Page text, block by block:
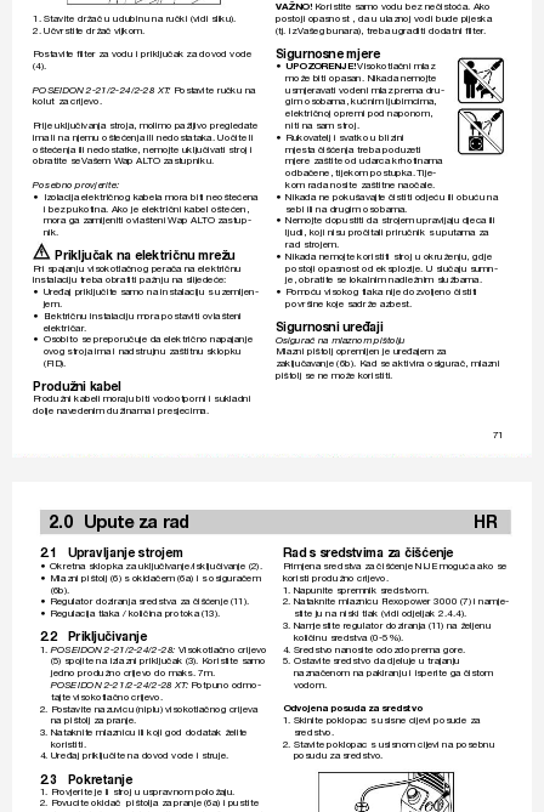
VAŽNO! Koristite samo vodu bez nečistoća. Ako
1. Stavite držač u udubinu na ručki (vidi sliku). postoji opasnost , da u ulaznoj vodi bude pijeska
2. Učvrstite držač vijkom. (tj. iz Vašeg bunara), treba ugraditi dodatni ﬁ lter.
Postavite ﬁ lter za vodu i priključak za dovod vode Sigurnosne mjere
(4). • UPOZORENJE! Visokotlačni mlaz
može biti opasan. Nikada nemojte
POSEIDON 2-21/2-24/2-28 XT: Postavite ručku na usmjeravati vodeni mlaz prema dru-
kolut za crijevo.
gim osobama, kućnim ljubimcima,
električnoj opremi pod naponom,
Prije uključivanja stroja, molimo pažljivo pregledate
niti na sam stroj.
ima li na njemu oštećenja ili nedostataka. Uočite li
• Rukovatelj i svatko u blizini
oštećenja ili nedostatke, nemojte uključivati stroj i mjesta čišćenja treba poduzeti
obratite se Vašem Wap ALTO zastupniku. mjere zaštite od udarca krhotinama
odbačene, tijekom postupka. Tije-
Posebno provjerite:
kom rada nosite zaštitne naočale.
•
Izolacija električnog kabela mora biti neoštećena • Nikada ne pokušavajte čistiti odjeću ili obuću na
i bez pukotina. Ako je električni kabel oštećen,
sebi ili na drugim osobama.
mora ga zamijeniti ovlašteni Wap ALTO zastup- • Nemojte dopustiti da strojem upravljaju djeca ili
nik.
ljudi, koji nisu pročitali priručnik s uputama za
rad strojem.
Priključak na električnu mrežu • Nikada nemojte koristiti stroj u okruženju, gdje
Pri spajanju visokotlačnog perača na električnu
postoji opasnost od eksplozije. U slučaju sumn-
instalaciju treba obratiti pažnju na slijedeće:
je, obratite se lokalnim nadležnim službama.
• Uređaj priključite samo na instalaciju s uzemljen- • Pomoću visokog tlaka nije dozvoljeno čistiti
jem.
površine koje sadrže azbest.
•
Električnu instalaciju mora postaviti ovlašteni
električar. Sigurnosni uređaji
• Osobito se preporučuje da električno napajanje Osigurač na mlaznom pištolju
ovog stroja ima i nadstrujnu zaštitnu sklopku Mlazni pištolj opremljen je uređajem za
(FID).
zaključavanje (6b). Kad se aktivira osigurač, mlazni
pištolj se ne može koristiti.
Produžni kabel
Produžni kabeli moraju biti vodootporni i sukladni
dolje navedenim dužinama i presjecima.
71
2.0 Upute za rad HR
2.1 Upravljanje strojem Rad s sredstvima za čišćenje
• Okretna sklopka za uključivanje/isključivanje (2). Primjena sredstva za čišćenje NIJE moguća ako se
• Mlazni pištolj (6) s okidačem (6a) i s osiguračem koristi produžno crijevo.
(6b).
1. Napunite spremnik sredstvom.
• Regulator doziranja sredstva za čišćenje (11). 2. Nataknite mlaznicu Flexopower 3000 (7) i namje-
• Regulacija tlaka / količina protoka (13).
stite ju na niski tlak (vidi odjeljak 2.4.4).
3. Namjestite regulator doziranja (11) na željenu
2.2 Priključivanje količinu sredstva (0-5%).
1. POSEIDON 2-21/2-24/2-28: Visokotlačno crijevo 4. Sredstvo nanosite odozdo prema gore.
(5) spojite na izlazni priključak (3). Koristite samo
5. Ostavite sredstvo da djeluje u trajanju
jedno produžno crijevo do maks. 7m. naznačenom na pakiranju i isperite ga čistom
POSEIDON 2-21/2-24/2-28 XT: Potpuno odmo-
vodom.
tajte visokotlačno crijevo.
2. Postavite nazuvicu (niplu) visokotlačnog crijeva Odvojena posuda za sredstvo
na pištolj za pranje.
1. Skinite poklopac s usisne cijevi posude za
3. Nataknite mlaznicu ili koji god dodatak želite sredstvo.
koristiti.
2. Stavite poklopac s usisnom cijevi na posebnu
4. Uređaj priključite na dovod vode i struje. posudu za sredstvo.
2.3 Pokretanje
1. Provjerite je li stroj u uspravnom položaju.
2. Povucite okidač  pištolja za pranje (6a) i pustite